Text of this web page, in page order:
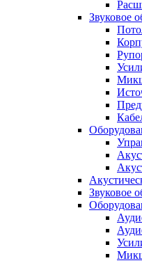
Звуковое
Звуковое